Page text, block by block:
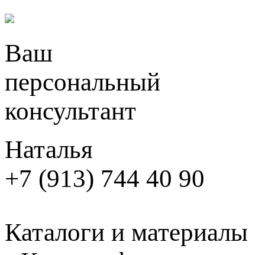
Ваш
персональный
консультант
Наталья
+7 (913) 744 40 90
Каталоги и материалы